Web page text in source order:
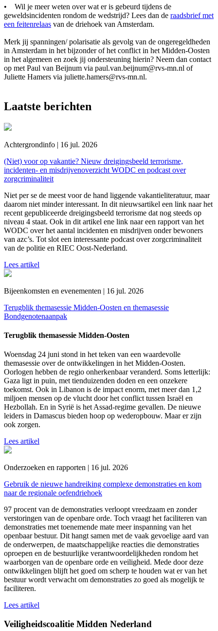
• Wil je meer weten over wat er is gebeurd tijdens de
geweldsincidenten rondom de wedstrijd? Lees dan de raadsbrief met
een feitenrelaas van de driehoek van Amsterdam.
Merk jij spanningen/ polarisatie als gevolg van de ongeregeldheden
in Amsterdam in het bijzonder of het conflict in het Midden-Oosten
in het algemeen en zoek jij ondersteuning hierin? Neem dan contact
op met Paul van Beijnum via paul.van.beijnum@rvs-mn.nl of
Juliette Hamers via juliette.hamers@rvs-mn.nl.
Laatste berichten
Achtergrondinfo | 16 jul. 2026
(Niet) voor op vakantie? Nieuw dreigingsbeeld terrorisme,
incidenten- en misdrijvenoverzicht WODC en podcast over
zorgcriminaliteit
Niet per se de meest voor de hand liggende vakantieliteratuur, maar
daarom niet minder interessant. In dit nieuwsartikel een link naar het
recent gepubliceerde dreigingsbeeld terrorisme dat nog steeds op
niveau 4 staat. Ook in dit artikel ene link naar een rapport van het
WODC over het aantal incidenten en misdrijven onder bewoners
van azc’s. Tot slot een interessante podcast over zorgcriminaliteit
van de politie en RIEC Oost-Nederland.
Lees artikel
Bijeenkomsten en evenementen | 16 jul. 2026
Terugblik themasessie Midden-Oosten en themasessie
Bondgenotenaanpak
Terugblik themasessie Midden-Oosten
Woensdag 24 juni stond in het teken van een waardevolle
themasessie over de ontwikkelingen in het Midden-Oosten.
Oorlogen hebben de regio onherkenbaar veranderd. Soms letterlijk:
Gaza ligt in puin, met tienduizenden doden en een onzekere
toekomst. Ook in Libanon is de impact enorm, met meer dan 1,2
miljoen mensen op de vlucht door het conflict tussen Israël en
Hezbollah. En in Syrië is het Assad-regime gevallen. De nieuwe
leiders in Damascus bieden hoop op wederopbouw. Maar er zijn
ook zorgen.
Lees artikel
Onderzoeken en rapporten | 16 jul. 2026
Gebruik de nieuwe handreiking complexe demonstraties en kom
naar de regionale oefendriehoek
97 procent van de demonstraties verloopt vreedzaam en zonder
verstoringen van de openbare orde. Toch vraagt het faciliteren van
demonstraties met toenemende mate meer inspanning van het
openbaar bestuur. Dit hangt samen met de vaak gevoelige aard van
de onderwerpen, de maatschappelijke reacties die demonstraties
oproepen en de bestuurlijke verantwoordelijkheden rondom het
waarborgen van de openbare orde en veiligheid. Mede door deze
ontwikkelingen blijft het goed om scherp te houden wat er van het
bestuur wordt verwacht om demonstraties zo goed als mogelijk te
faciliteren.
Lees artikel
Veiligheidscoalitie Midden Nederland